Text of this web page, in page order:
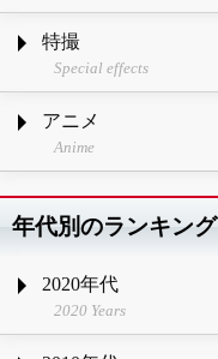
特撮
Special effects
アニメ
Anime
年代別のランキング
2020年代
2020 Years